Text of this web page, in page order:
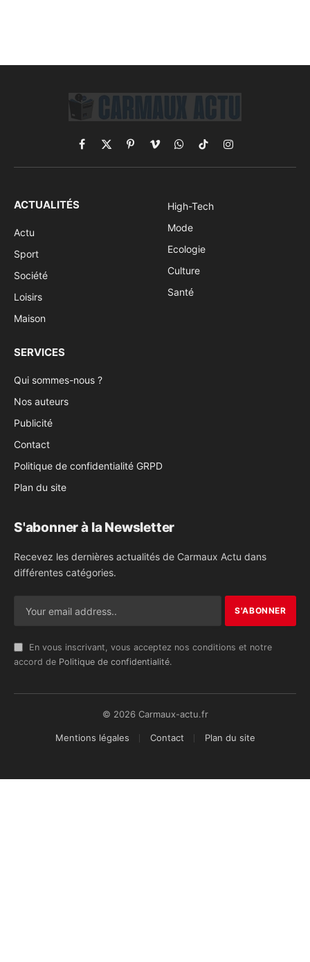
Facebook
X
(Twitter)
PinterestVimeoWhatsApp
TikTokInstagram
ACTUALITÉS
Actu
Sport
Société
Loisirs
Maison
High-Tech
Mode
Ecologie
Culture
Santé
SERVICES
Qui sommes-nous ?
Nos auteurs
Publicité
Contact
Politique de confidentialité GRPD
Plan du site
S'abonner à la Newsletter
Recevez les dernières actualités de Carmaux Actu dans
différentes catégories.
En vous inscrivant, vous acceptez nos conditions et notre
accord de Politique de confidentialité.
© 2026 Carmaux-actu.fr
Mentions légales Contact Plan du site